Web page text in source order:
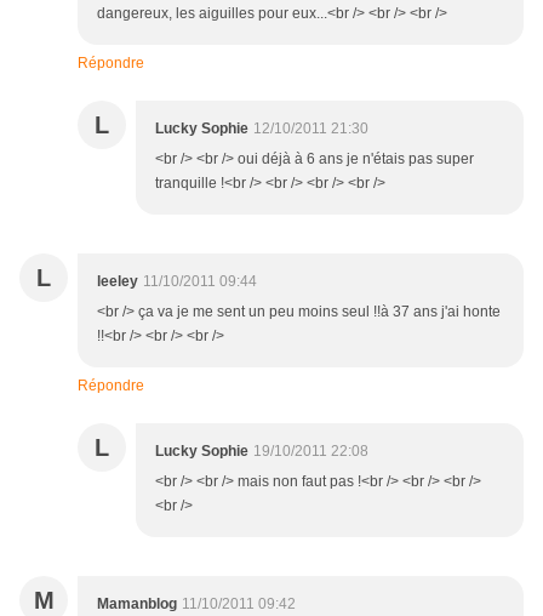
dangereux, les aiguilles pour eux...<br /> <br /> <br />
Répondre
L Lucky Sophie 12/10/2011 21:30
<br /> <br /> oui déjà à 6 ans je n'étais pas super
tranquille !<br /> <br /> <br /> <br />
L leeley 11/10/2011 09:44
<br /> ça va je me sent un peu moins seul !!à 37 ans j'ai honte
!!<br /> <br /> <br />
Répondre
L Lucky Sophie 19/10/2011 22:08
<br /> <br /> mais non faut pas !<br /> <br /> <br />
<br />
M Mamanblog 11/10/2011 09:42